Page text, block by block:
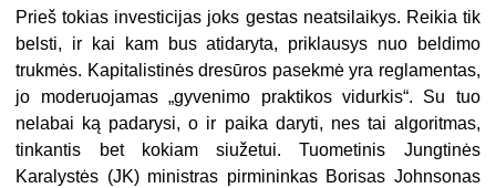
Prieš tokias investicijas joks gestas neatsilaikys. Reikia tik
belsti, ir kai kam bus atidaryta, priklausys nuo beldimo
trukmės. Kapitalistinės dresūros pasekmė yra reglamentas,
jo moderuojamas „gyvenimo praktikos vidurkis“. Su tuo
nelabai ką padarysi, o ir paika daryti, nes tai algoritmas,
tinkantis bet kokiam siužetui. Tuometinis Jungtinės
Karalystės (JK) ministras pirmininkas Borisas Johnsonas